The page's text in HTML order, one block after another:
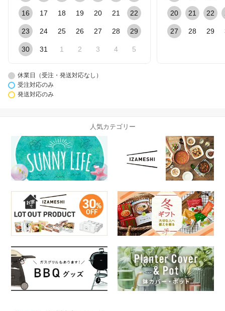
16 17 18 19 20 21 22
23 24 25 26 27 28 29
30 31 1 2 3 4 5
20 21 22
27 28 29
休業日（受注・発送対応なし）
受注対応のみ
発送対応のみ
人気カテゴリー